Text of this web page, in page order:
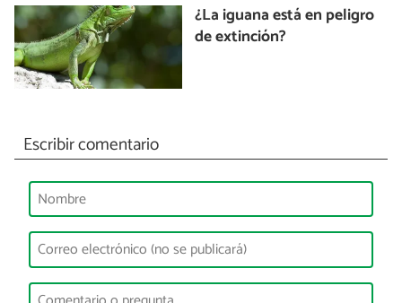
¿La iguana está en peligro
de extinción?
Escribir comentario